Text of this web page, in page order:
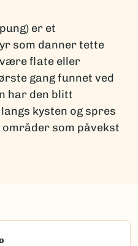
er et
som danner tette
flate eller
gang funnet ved
har den blitt
kysten og spres
som påvekst